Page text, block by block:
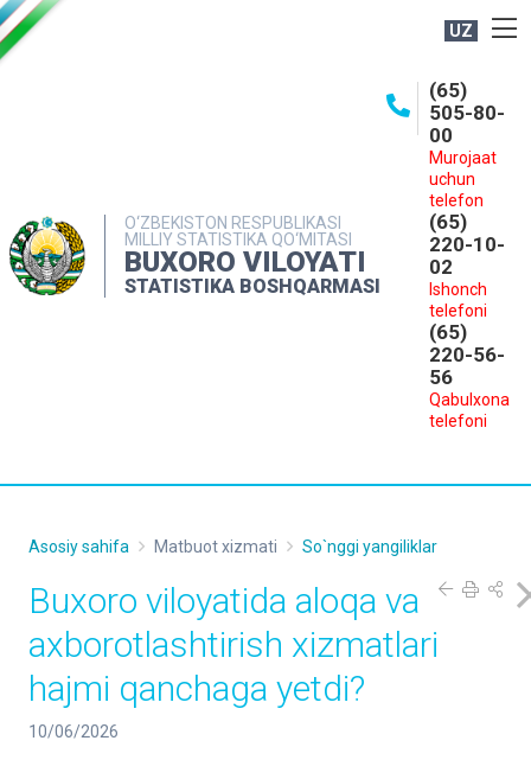
UZ
O‘ZBEKISTON RESPUBLIKASI
MILLIY STATISTIKA QO‘MITASI
BUXORO VILOYATI
STATISTIKA BOSHQARMASI
(65)
505-80-
00
Murojaat
uchun
telefon
(65)
220-10-
02
Ishonch
telefoni
(65)
220-56-
56
Qabulxona
telefoni
MATBUOT XIZMATI
MUROJAATLAR
Asosiy sahifa Matbuot xizmati So`nggi yangiliklar
Buxoro viloyatida aloqa va
axborotlashtirish xizmatlari
hajmi qanchaga yetdi?
10/06/2026